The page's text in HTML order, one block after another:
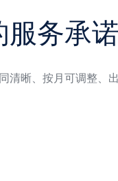
服务承诺
清晰、按月可调整、